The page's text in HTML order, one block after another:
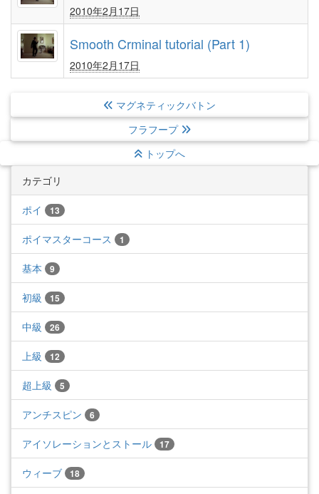
2010年2月17日
Smooth Crminal tutorial (Part 1)
2010年2月17日
マグネティックバトン
フラフープ
トップへ
カテゴリ
ポイ 13
ポイマスターコース 1
基本 9
初級 15
中級 26
上級 12
超上級 5
アンチスピン 6
アイソレーションとストール 17
ウィーブ 18